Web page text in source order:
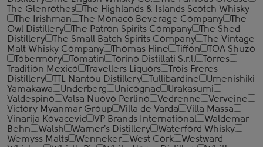
The Glenrothes
The Highlands & Islands Scotch Whisky
The Irishman
The Monaco Beverage Company
The
Owl Distillery
The Patron Spirits Company
The Shed
Distillery
The Small Batch Spirits Company
The Vintage
Malt Whisky Company
Thomas Hine Tiffon
TOA Shuzo
Tobermory
Tomatin Torino Distillati S.r.l.
Torres
Tradition Mexico
Travellers Liquors
Trois Freres
Distillery
TTL Nantou Distillery Tullibardine
Umenishiki
Yamakawa
Underberg Unicognac
Urakasumi
Valdespino
Valsa Nuovo Perlino Vedrenne
Verveine
Victory Myanmar Group
Villa de Varda
Villa Massa
Vinarija Kovacevic
VP Brands International
Waldemar
Behn
Walsh Warner's Distillery
Waterford Whisky
Wemyss Malts
Wenneker West Cork
Westward